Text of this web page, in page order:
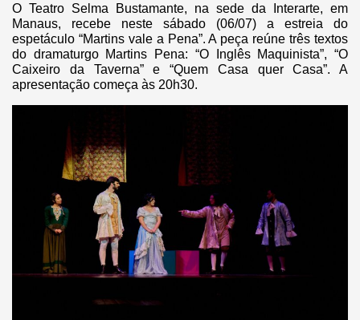
O Teatro Selma Bustamante, na sede da Interarte, em
Manaus, recebe neste sábado (06/07) a estreia do
espetáculo “Martins vale a Pena”.A peça reúne três textos
do dramaturgo Martins Pena: “O Inglês Maquinista”, “O
Caixeiro da Taverna” e “Quem Casa quer Casa”. A
apresentação começa às 20h30.